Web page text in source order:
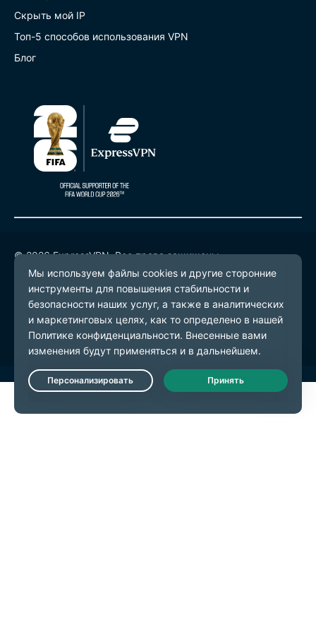
Скрыть мой IP
Топ-5 способов использования VPN
Блог
© 2026 ExpressVPN. Все права защищены.
Политика конфиденциальности
Условия предоставления услуг
Настройки файлов cookie
Live Chat